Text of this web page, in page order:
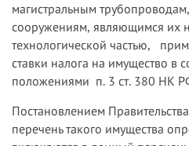
магистральным
сооружениям, являющимся их
технологической частью,
ставки налога на имущество в
положениями п. 3 ст. 380 НК
Постановлением
перечень такого имущества